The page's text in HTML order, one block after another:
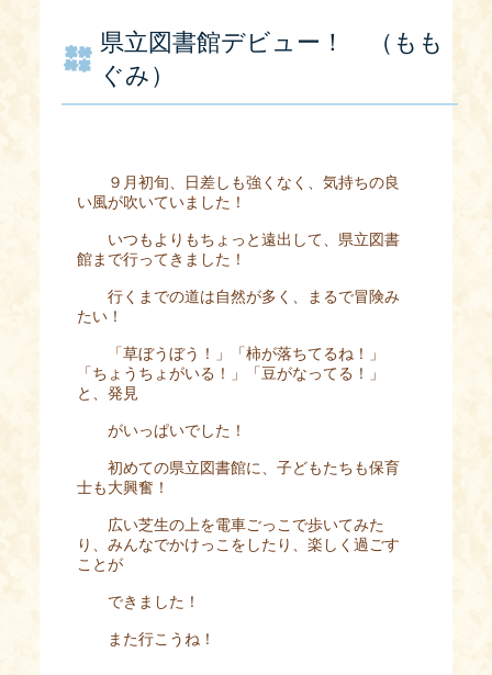
県立図書館デビュー！ （もも
ぐみ）
９月初旬、日差しも強くなく、気持ちの良
い風が吹いていました！
いつもよりもちょっと遠出して、県立図書
館まで行ってきました！
行くまでの道は自然が多く、まるで冒険み
たい！
「草ぼうぼう！」「柿が落ちてるね！」
「ちょうちょがいる！」「豆がなってる！」
と、発見
がいっぱいでした！
初めての県立図書館に、子どもたちも保育
士も大興奮！
広い芝生の上を電車ごっこで歩いてみた
り、みんなでかけっこをしたり、楽しく過ごす
ことが
できました！
また行こうね！